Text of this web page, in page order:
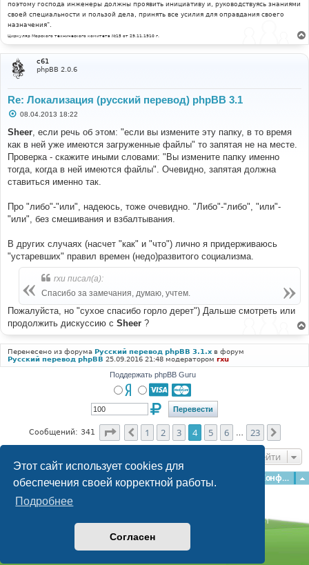
Этот сайт использует cookies для
обеспечения своей корректной работы.
Подробнее
Согласен
поэтому господа инженеры должны проявить инициативу и, руководствуясь знаниями
своей специальности и пользой дела, принять все усилия для оправдания своего
назначения".
Циркуляр Морского технического комитета №15 от 29.11.1910 г.
c61
phpBB 2.0.6
Re: Локализация (русский перевод) phpBB 3.1
С
о
б
щ
е
н
и
е
08.04.2013 18:22
Sheer , если речь об этом: "если вы измените эту папку, в то время
как в ней уже имеются загруженные файлы" то запятая не на месте.
Проверка - скажите иными словами: "Вы измените папку именно
тогда, когда в ней имеются файлы". Очевидно, запятая должна
ставиться именно так.
Про "либо"-"или", надеюсь, тоже очевидно. "Либо"-"либо", "или"-
"или", без смешивания и взбалтывания.
В других случаях (насчет "как" и "что") лично я придерживаюсь
"устаревших" правил времен (недо)развитого социализма.
rxu писал(а):
Спасибо за замечания, думаю, учтем.
Пожалуйста, но "сухое спасибо горло дерет") Дальше смотреть или
продолжить дискуссию с Sheer ?
Перенесено из форума Русский перевод phpBB 3.1.x в форум
Русский перевод phpBB 25.09.2016 21:48 модератором rxu
Поддержать phpBB Guru
Сообщений: 341 Страница 4из23
Пред.
1 2 3 4 5 6 23
Перейти
Главная Форумы Конфиденциальность
Наша команда
Time: 0.262s| Peak Memory Usage: 3.2 МБ | GZIP: Off |
Queries: 41
© phpBB Guru, 2004—2026
Powered by
Style byArtodia